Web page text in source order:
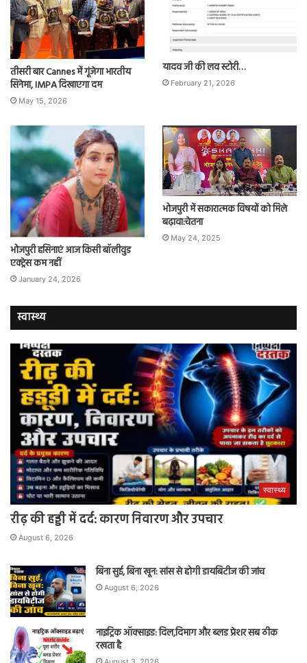
तीसरी बार Cannes में गूंजेगा भारतीय
सिनेमा, IMPA दिखाएगा दम
May 15, 2026
यादव जी की लव स्टोरी…
February 21, 2026
भोजपुरी हसिनाएं आज किसी बॉलीवुड
एक्ट्रेस कम नहीं
January 24, 2026
भोजपुरी में सकारात्मक विषयों को मिले
बढ़ावा:चेतना
May 24, 2025
स्वास्थ्य
स्वास्थ्य
रीढ़ की हड्डी में दर्द: कारण निवारण और उपचार
August 6, 2026
बिना सुई, बिना खून: सांस से होगी डायबिटीज की जांच
August 6, 2026
नाइट्रिक ऑक्साइड: दिल,दिमाग और ब्लड प्रेशर सब ठीक
रखता है